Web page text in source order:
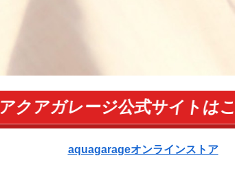
アクアガレージ公式サイトは
aquagarageオンラインストア